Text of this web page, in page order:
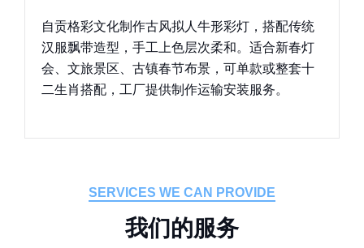
自贡格彩文化制作古风拟人牛形彩灯，搭配传统
汉服飘带造型，手工上色层次柔和。适合新春灯
会、文旅景区、古镇春节布景，可单款或整套十
二生肖搭配，工厂提供制作运输安装服务。
SERVICES WE CAN PROVIDE
我们的服务